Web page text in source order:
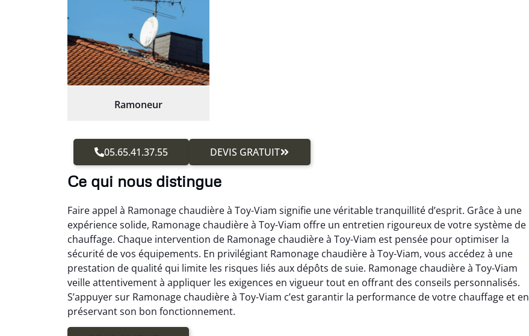
Ramoneur
05.65.41.37.55 DEVIS GRATUIT
Ce qui nous distingue
Faire appel à Ramonage chaudière à Toy-Viam signifie une véritable tranquillité d’esprit. Grâce à une
expérience solide, Ramonage chaudière à Toy-Viam offre un entretien rigoureux de votre système de
chauffage. Chaque intervention de Ramonage chaudière à Toy-Viam est pensée pour optimiser la
sécurité de vos équipements. En privilégiant Ramonage chaudière à Toy-Viam, vous accédez à une
prestation de qualité qui limite les risques liés aux dépôts de suie. Ramonage chaudière à Toy-Viam
veille attentivement à appliquer les exigences en vigueur tout en offrant des conseils personnalisés.
S’appuyer sur Ramonage chaudière à Toy-Viam c’est garantir la performance de votre chauffage et en
préservant son bon fonctionnement.